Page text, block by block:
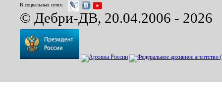
В социальных сетях:
© Дебри-ДВ, 20.04.2006 - 2026